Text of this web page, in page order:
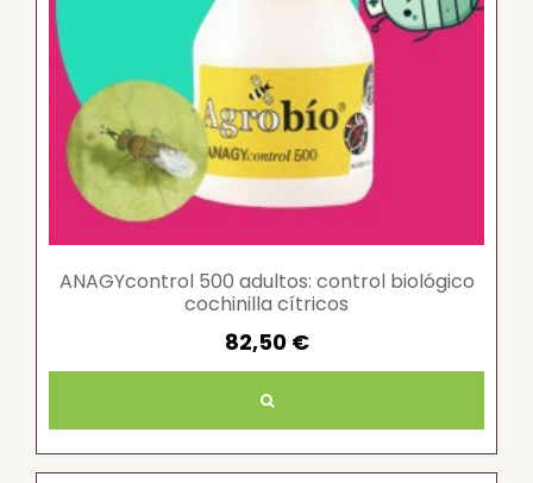
ANAGYcontrol 500 adultos: control biológico
cochinilla cítricos
82,50 €